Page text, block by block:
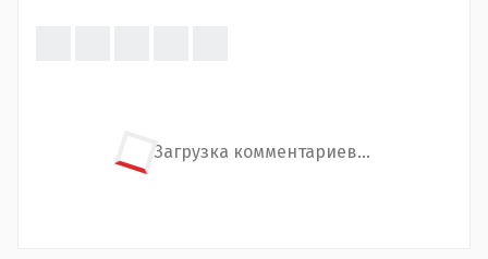
Загрузка комментариев...